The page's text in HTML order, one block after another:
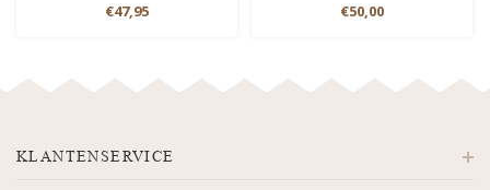
€47,95 €50,00
KLANTENSERVICE